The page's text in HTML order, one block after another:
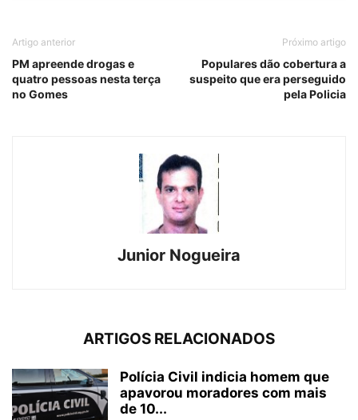
Artigo anterior
PM apreende drogas e
quatro pessoas nesta terça
no Gomes
Próximo artigo
Populares dão cobertura a
suspeito que era perseguido
pela Policia
Junior Nogueira
ARTIGOS RELACIONADOS
Polícia Civil indicia homem que
apavorou moradores com mais
de 10...